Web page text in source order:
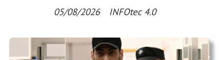
INFOtec 4.0
05/08/2026